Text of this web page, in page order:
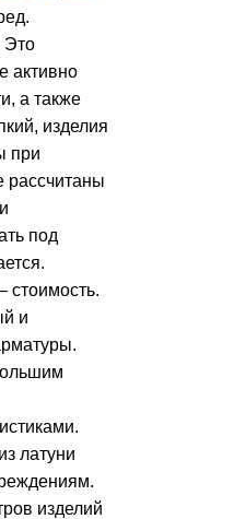
Это
активно
а также
изделия
при
рассчитаны
под
стоимость.
и
латуни
изделий